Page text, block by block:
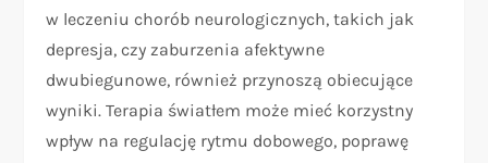
w leczeniu chorób neurologicznych, takich jak
depresja, czy zaburzenia afektywne
dwubiegunowe, również przynoszą obiecujące
wyniki. Terapia światłem może mieć korzystny
wpływ na regulację rytmu dobowego, poprawę